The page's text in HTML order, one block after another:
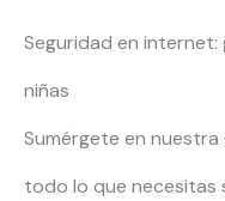
Seguridad en
niñas
Sumérgete en
todo lo que necesitas